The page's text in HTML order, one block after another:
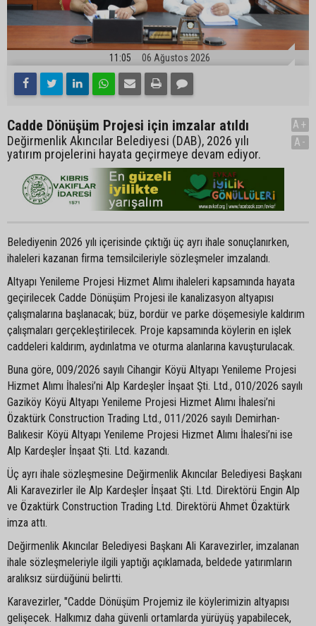
11:05 06 Ağustos 2026
Cadde Dönüşüm Projesi için imzalar atıldı
Değirmenlik Akıncılar Belediyesi (DAB), 2026 yılı
yatırım projelerini hayata geçirmeye devam ediyor.
A+
A-
Belediyenin 2026 yılı içerisinde çıktığı üç ayrı ihale sonuçlanırken,
ihaleleri kazanan firma temsilcileriyle sözleşmeler imzalandı.
Altyapı Yenileme Projesi Hizmet Alımı ihaleleri kapsamında hayata
geçirilecek Cadde Dönüşüm Projesi ile kanalizasyon altyapısı
çalışmalarına başlanacak; büz, bordür ve parke döşemesiyle kaldırım
çalışmaları gerçekleştirilecek. Proje kapsamında köylerin en işlek
caddeleri kaldırım, aydınlatma ve oturma alanlarına kavuşturulacak.
Buna göre, 009/2026 sayılı Cihangir Köyü Altyapı Yenileme Projesi
Hizmet Alımı İhalesi’ni Alp Kardeşler İnşaat Şti. Ltd., 010/2026 sayılı
Gaziköy Köyü Altyapı Yenileme Projesi Hizmet Alımı İhalesi’ni
Özaktürk Construction Trading Ltd., 011/2026 sayılı Demirhan-
Balıkesir Köyü Altyapı Yenileme Projesi Hizmet Alımı İhalesi’ni ise
Alp Kardeşler İnşaat Şti. Ltd. kazandı.
Üç ayrı ihale sözleşmesine Değirmenlik Akıncılar Belediyesi Başkanı
Ali Karavezirler ile Alp Kardeşler İnşaat Şti. Ltd. Direktörü Engin Alp
ve Özaktürk Construction Trading Ltd. Direktörü Ahmet Özaktürk
imza attı.
Değirmenlik Akıncılar Belediyesi Başkanı Ali Karavezirler, imzalanan
ihale sözleşmeleriyle ilgili yaptığı açıklamada, beldede yatırımların
aralıksız sürdüğünü belirtti.
Karavezirler, "Cadde Dönüşüm Projemiz ile köylerimizin altyapısı
gelişecek. Halkımız daha güvenli ortamlarda yürüyüş yapabilecek,